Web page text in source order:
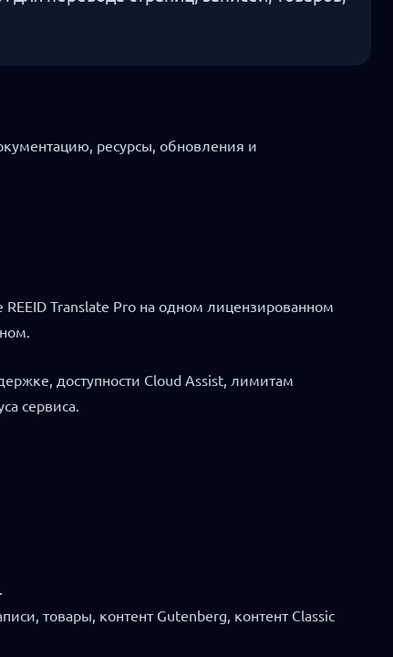
ресурсы, обновления и
Translate Pro на одном лицензированном
доступности Cloud Assist, лимитам
сервиса.
товары, контент Gutenberg, контент Classic